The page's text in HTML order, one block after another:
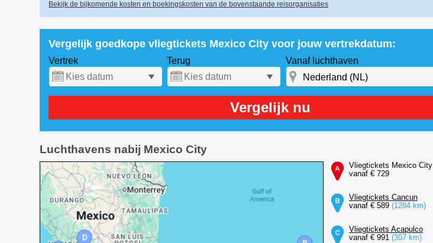
Bekijk de bijkomende kosten en boekingskosten van de bovenstaande reisorganisaties
Vergelijk goedkope vliegtickets Mexico City voor jouw vertrekdatum:
Vertrek Terug Vanaf luchthaven
Vergelijk nu
Luchthavens nabij Mexico City
Vliegtickets Mexico City
vanaf € 729
Vliegtickets Cancun
vanaf € 589 (1284 km)
Vliegtickets Acapulco
vanaf € 991 (307 km)